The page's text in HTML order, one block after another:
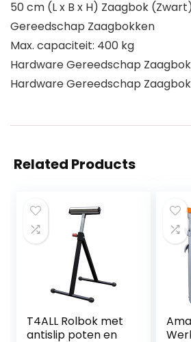
50 cm (L x B x H) Zaagbok
Gereedschap Zaagbokken
Max. capaciteit: 400 kg
Hardware Gereedschap
Hardware Gereedschap
Related Products
T4ALL Rolbok met
antislip poten en